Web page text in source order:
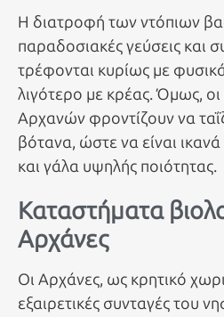
Η διατροφή των ντόπιων
παραδοσιακές γεύσεις και
τρέφονται κυρίως με
λιγότερο με κρέας. Όμως,
Αρχανών φροντίζουν να
βότανα, ώστε να είναι
και γάλα υψηλής ποιότητας.
Καταστήματα
Αρχάνες
Οι Αρχάνες, ως κρητικό
εξαιρετικές συνταγές του